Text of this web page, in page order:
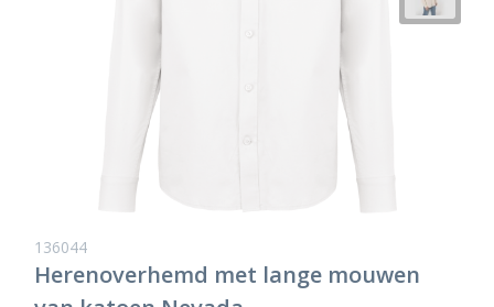
136044
Herenoverhemd met lange mouwen